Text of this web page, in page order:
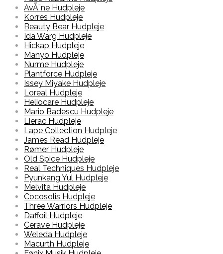
AvÃ¨ne Hudpleje
Korres Hudpleje
Beauty Bear Hudpleje
Ida Warg Hudpleje
Hickap Hudpleje
Manyo Hudpleje
Nurme Hudpleje
Plantforce Hudpleje
Issey Miyake Hudpleje
Loreal Hudpleje
Heliocare Hudpleje
Mario Badescu Hudpleje
Lierac Hudpleje
Lape Collection Hudpleje
James Read Hudpleje
Rømer Hudpleje
Old Spice Hudpleje
Real Techniques Hudpleje
Pyunkang Yul Hudpleje
Melvita Hudpleje
Cocosolis Hudpleje
Three Warriors Hudpleje
Daffoil Hudpleje
Cerave Hudpleje
Weleda Hudpleje
Macurth Hudpleje